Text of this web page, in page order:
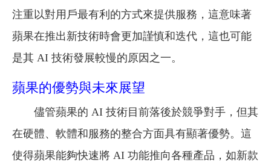
注重以對用戶最有利的方式來提供服務，這意味著
蘋果在推出新技術時會更加謹慎和迭代，這也可能
是其 AI 技術發展較慢的原因之一。
蘋果的優勢與未來展望
儘管蘋果的 AI 技術目前落後於競爭對手，但其
在硬體、軟體和服務的整合方面具有顯著優勢。這
使得蘋果能夠快速將 AI 功能推向各種產品，如新款